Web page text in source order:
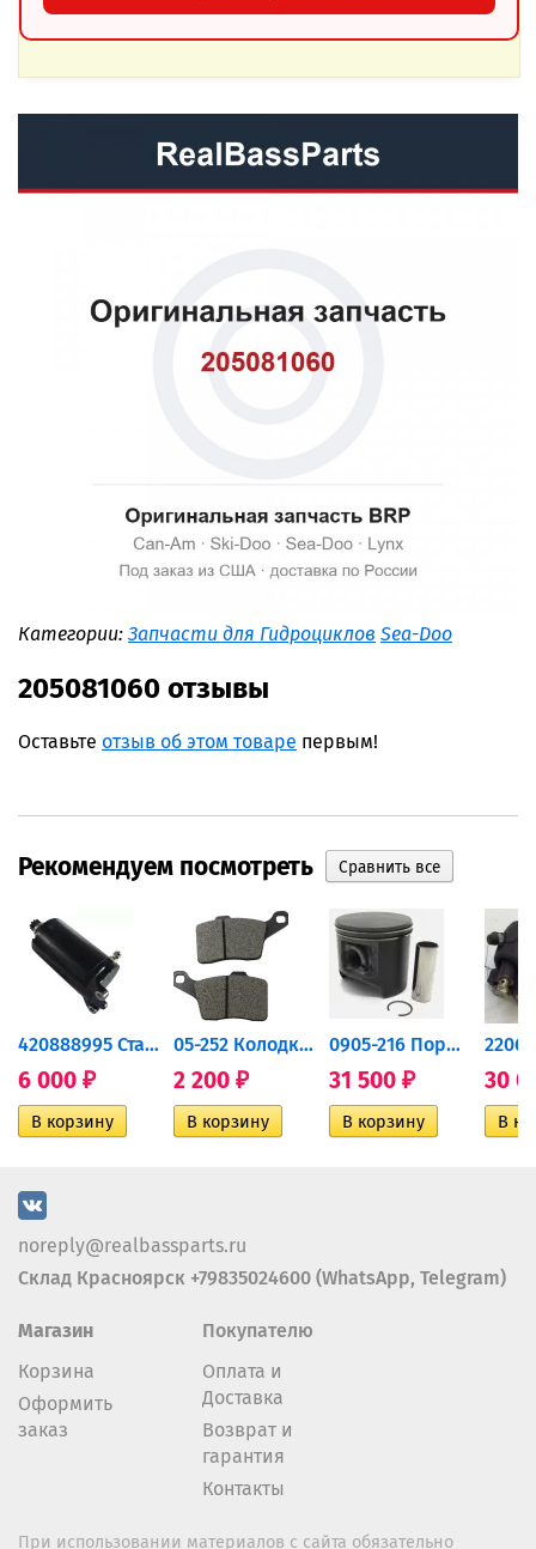
Категории: Запчасти для Гидроциклов Sea-Doo
205081060 отзывы
Оставьте отзыв об этом товаре первым!
Рекомендуем посмотреть
420888995 Стартер для...
6 000 ₽
05-252 Колодки тормозные...
2 200 ₽
0905-216 Поршень Arctic Cat...
31 500 ₽ 30
noreply@realbassparts.ru
Склад Красноярск +79835024600 (WhatsApp, Telegram)
Магазин
Корзина
Оформить
заказ
Покупателю
Оплата и
Доставка
Возврат и
гарантия
Контакты
При использовании материалов с сайта обязательно